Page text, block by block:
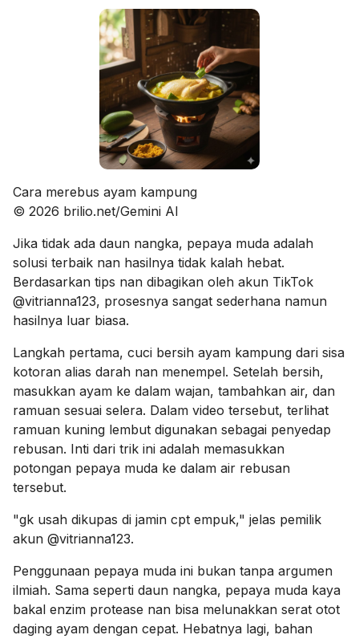
Cara merebus ayam kampung
© 2026 brilio.net/Gemini AI
Jika tidak ada daun nangka, pepaya muda adalah
solusi terbaik nan hasilnya tidak kalah hebat.
Berdasarkan tips nan dibagikan oleh akun TikTok
@vitrianna123, prosesnya sangat sederhana namun
hasilnya luar biasa.
Langkah pertama, cuci bersih ayam kampung dari sisa
kotoran alias darah nan menempel. Setelah bersih,
masukkan ayam ke dalam wajan, tambahkan air, dan
ramuan sesuai selera. Dalam video tersebut, terlihat
ramuan kuning lembut digunakan sebagai penyedap
rebusan. Inti dari trik ini adalah memasukkan
potongan pepaya muda ke dalam air rebusan
tersebut.
"gk usah dikupas di jamin cpt empuk," jelas pemilik
akun @vitrianna123.
Penggunaan pepaya muda ini bukan tanpa argumen
ilmiah. Sama seperti daun nangka, pepaya muda kaya
bakal enzim protease nan bisa melunakkan serat otot
daging ayam dengan cepat. Hebatnya lagi, bahan